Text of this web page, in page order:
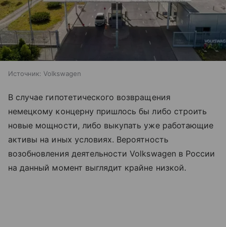
Источник: Volkswagen
В случае гипотетического возвращения
немецкому концерну пришлось бы либо строить
новые мощности, либо выкупать уже работающие
активы на иных условиях. Вероятность
возобновления деятельности Volkswagen в России
на данный момент выглядит крайне низкой.